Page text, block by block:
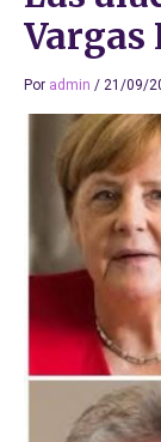
Vargas
Por admin / 21/09/